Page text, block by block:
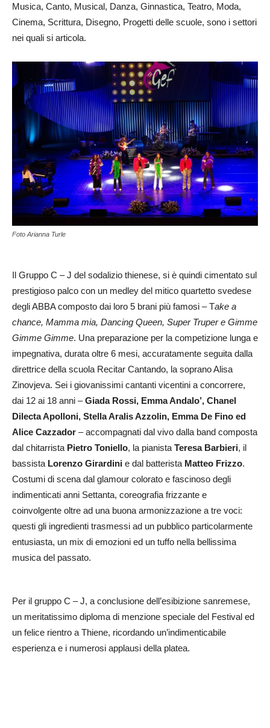
Musica, Canto, Musical, Danza, Ginnastica, Teatro, Moda,
Cinema, Scrittura, Disegno, Progetti delle scuole, sono i settori
nei quali si articola.
Foto Arianna Turle
Il Gruppo C – J del sodalizio thienese, si è quindi cimentato sul
prestigioso palco con un medley del mitico quartetto svedese
degli ABBA composto dai loro 5 brani più famosi – Take a
chance, Mamma mia, Dancing Queen, Super Truper e Gimme
Gimme Gimme. Una preparazione per la competizione lunga e
impegnativa, durata oltre 6 mesi, accuratamente seguita dalla
direttrice della scuola Recitar Cantando, la soprano Alisa
Zinovjeva. Sei i giovanissimi cantanti vicentini a concorrere,
dai 12 ai 18 anni –Giada Rossi, Emma Andalo’, Chanel
Dilecta Apolloni, Stella Aralis Azzolin, Emma De Fino ed
Alice Cazzador – accompagnati dal vivo dalla band composta
dal chitarrista Pietro Toniello, la pianista Teresa Barbieri, il
bassista Lorenzo Girardini e dal batterista Matteo Frizzo.
Costumi di scena dal glamour colorato e fascinoso degli
indimenticati anni Settanta, coreografia frizzante e
coinvolgente oltre ad una buona armonizzazione a tre voci:
questi gli ingredienti trasmessi ad un pubblico particolarmente
entusiasta, un mix di emozioni ed un tuffo nella bellissima
musica del passato.
Per il gruppo C – J, a conclusione dell’esibizione sanremese,
un meritatissimo diploma di menzione speciale del Festival ed
un felice rientro a Thiene, ricordando un’indimenticabile
esperienza e i numerosi applausi della platea.